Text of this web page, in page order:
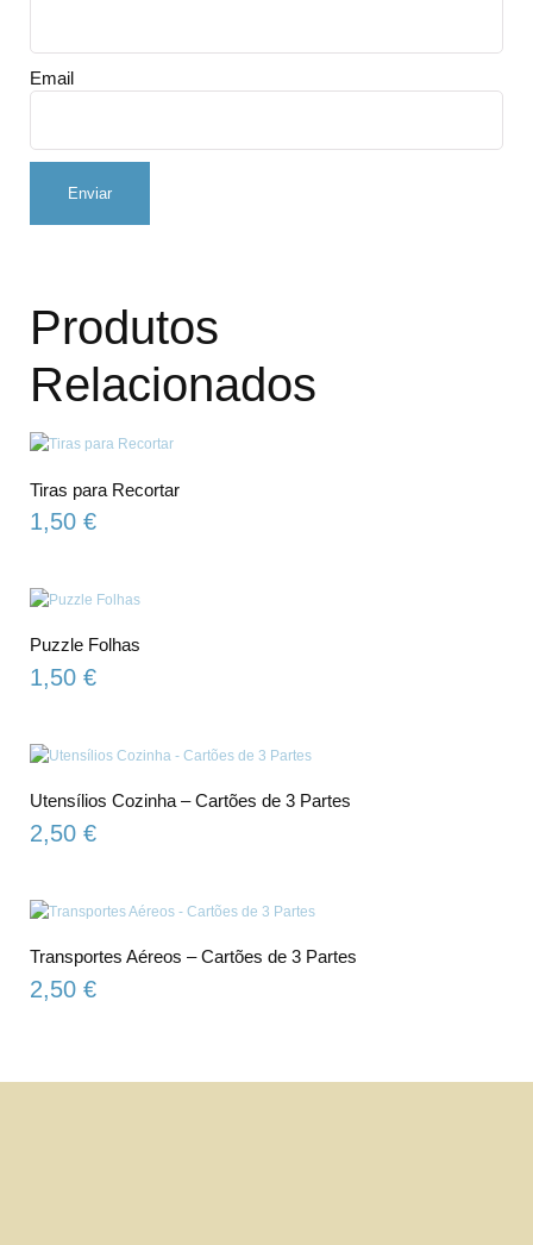
Email
Produtos
Relacionados
Tiras para Recortar
1,50 €
Puzzle Folhas
1,50 €
Utensílios Cozinha – Cartões de 3 Partes
2,50 €
Transportes Aéreos – Cartões de 3 Partes
2,50 €